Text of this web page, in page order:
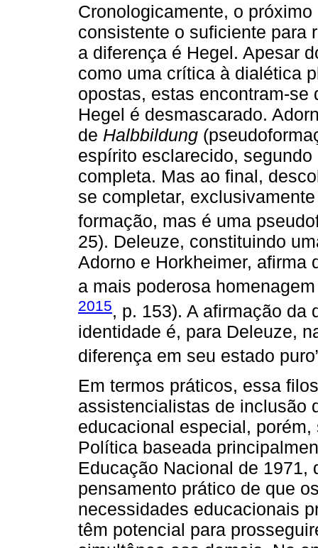
Cronologicamente, o
consistente o suficiente para
a diferença é Hegel. Apesar
como uma crítica à dialética
opostas, estas encontram-
Hegel é desmascarado.
de Halbbildung
espírito esclarecido,
completa. Mas ao final,
se completar,
formação, mas é uma
25). Deleuze, constituindo
Adorno e Horkheimer, afirma
a mais poderosa
2015, p. 153). A afirmação da
identidade é, para Deleuze,
diferença em seu estado
Em termos práticos, essa
assistencialistas de inclusão
educacional especial,
Política baseada
Educação Nacional de 1971,
pensamento prático de que
necessidades educacionais
têm potencial para